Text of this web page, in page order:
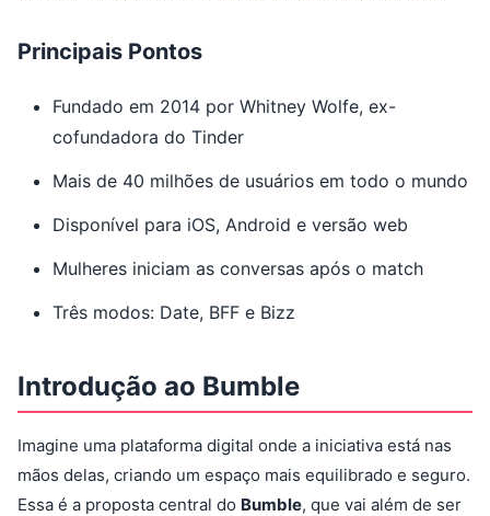
Principais Pontos
Fundado em 2014 por Whitney Wolfe, ex-
cofundadora do Tinder
Mais de 40 milhões de usuários em todo o mundo
Disponível para iOS, Android e versão web
Mulheres iniciam as conversas após o match
Três modos: Date, BFF e Bizz
Introdução ao Bumble
Imagine uma plataforma digital onde a iniciativa está nas
mãos delas, criando um espaço mais equilibrado e seguro.
Essa é a proposta central do Bumble, que vai além de ser